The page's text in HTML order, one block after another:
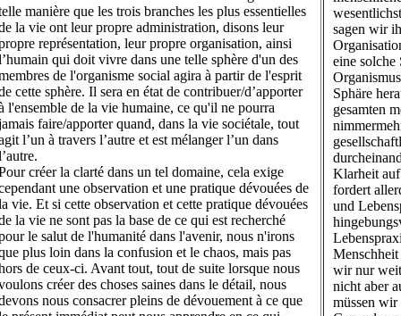
manière que les trois branches les plus essentielles
la vie ont leur propre administration, disons leur
représentation, leur propre organisation, ainsi
qui doit vivre dans une telle sphère d'un des
de l'organisme social agira à partir de l'esprit
cette sphère. Il sera en état de contribuer/d’apporter
l'ensemble de la vie humaine, ce qu'il ne pourra
faire/apporter quand, dans la vie sociétale, tout
l’un à travers l’autre et est mélanger l’un dans
créer la clarté dans un tel domaine, cela exige
une observation et une pratique dévouées de
vie. Et si cette observation et cette pratique dévouées
la vie ne sont pas la base de ce qui est recherché
le salut de l'humanité dans l'avenir, nous n'irons
plus loin dans la confusion et le chaos, mais pas
de ceux-ci. Avant tout, tout de suite lorsque nous
créer des choses saines dans le détail, nous
nous consacrer pleins de dévouement à ce que
sagen wir
eine solche
Sphäre
gesamten
Klarheit auf
fordert
und
wir nur
nicht aber
müssen